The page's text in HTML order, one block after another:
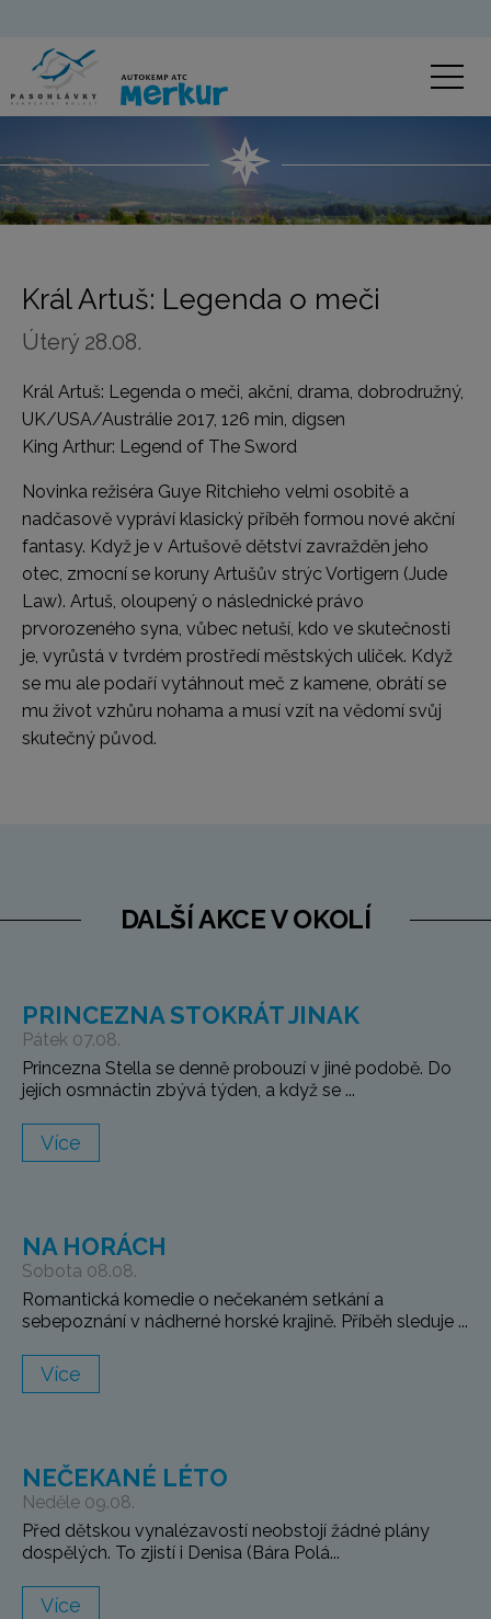
Král Artuš: Legenda o meči
Úterý 28.08.
Král Artuš: Legenda o meči, akční, drama, dobrodružný,
UK/USA/Austrálie 2017, 126 min, digsen
King Arthur: Legend of The Sword
Novinka režiséra Guye Ritchieho velmi osobitě a
nadčasově vypráví klasický příběh formou nové akční
fantasy. Když je v Artušově dětství zavražděn jeho
otec, zmocní se koruny Artušův strýc Vortigern (Jude
Law). Artuš, oloupený o následnické právo
prvorozeného syna, vůbec netuší, kdo ve skutečnosti
je, vyrůstá v tvrdém prostředí městských uliček. Když
se mu ale podaří vytáhnout meč z kamene, obrátí se
mu život vzhůru nohama a musí vzít na vědomí svůj
skutečný původ.
DALŠÍ AKCE V OKOLÍ
PRINCEZNA STOKRÁT JINAK
Pátek 07.08.
Princezna Stella se denně probouzí v jiné podobě. Do
jejích osmnáctin zbývá týden, a když se ...
Více
NA HORÁCH
Sobota 08.08.
Romantická komedie o nečekaném setkání a
sebepoznání v nádherné horské krajině. Příběh sleduje ...
Více
NEČEKANÉ LÉTO
Neděle 09.08.
Před dětskou vynalézavostí neobstojí žádné plány
dospělých. To zjistí i Denisa (Bára Polá...
Více